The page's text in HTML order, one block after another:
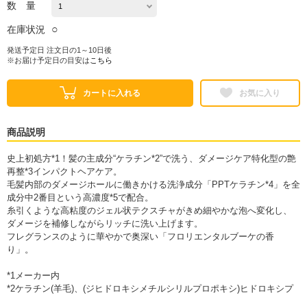
数 量
在庫状況 ○
発送予定日 注文日の1～10日後
※お届け予定日の目安は こちら
カートに入れる お気に入り
商品説明
史上初処方*1！髪の主成分“ケラチン*2”で洗う、ダメージケア特化型の艶
再整*3インパクトヘアケア。
毛髪内部のダメージホールに働きかける洗浄成分「PPTケラチン*4」を全
成分中2番目という高濃度*5で配合。
糸引くような高粘度のジェル状テクスチャがきめ細やかな泡へ変化し、
ダメージを補修しながらリッチに洗い上げます。
フレグランスのように華やかで奥深い「フロリエンタルブーケの香
り」。
*1メーカー内
*2ケラチン(羊毛)、(ジヒドロキシメチルシリルプロポキシ)ヒドロキシプ